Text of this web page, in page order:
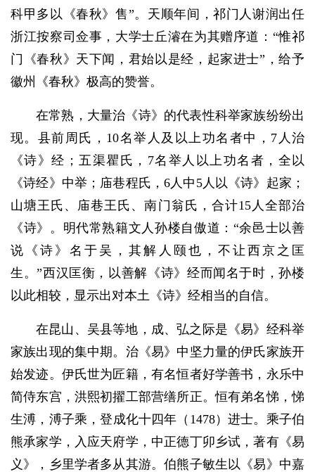
科甲多以《春秋》售”。天顺年间，祁门人谢润出任
浙江按察司佥事，大学士丘濬在为其赠序道：“惟祁
门《春秋》天下闻，君始以是经，起家进士”，给予
徽州《春秋》极高的赞誉。
在常熟，大量治《诗》的代表性科举家族纷纷出
现。县前周氏，10名举人及以上功名者中，7人治
《诗》经；五渠瞿氏，7名举人以上功名者，全以
《诗经》中举；庙巷程氏，6人中5人以《诗》起家；
山塘王氏、庙巷王氏、南门翁氏，合计15人全部治
《诗》。明代常熟籍文人孙楼自傲道：“余邑士以善
说《诗》名于吴，其解人颐也，不让西京之匡
生。”西汉匡衡，以善解《诗》经而闻名于时，孙楼
以此相较，显示出对本土《诗》经相当的自信。
在昆山、吴县等地，成、弘之际是《易》经科举
家族出现的集中期。治《易》中坚力量的伊氏家族开
始发迹。伊氏世为匠籍，有名恒者好学善书，永乐中
简侍东宫，洪熙初擢工部营缮所正。恒有弟名悌，悌
生溥，溥子乘，登成化十四年（1478）进士。乘子伯
熊承家学，入应天府学，中正德丁卯乡试，著有《易
义》，乡里学者多从其游。伯熊子敏生以《易》中嘉